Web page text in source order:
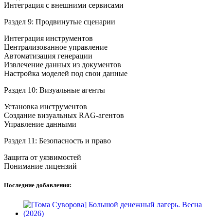
Интеграция с внешними сервисами
Раздел 9: Продвинутые сценарии
Интеграция инструментов
Централизованное управление
Автоматизация генерации
Извлечение данных из документов
Настройка моделей под свои данные
Раздел 10: Визуальные агенты
Установка инструментов
Создание визуальных RAG-агентов
Управление данными
Раздел 11: Безопасность и право
Защита от уязвимостей
Понимание лицензий
Последние добавления: